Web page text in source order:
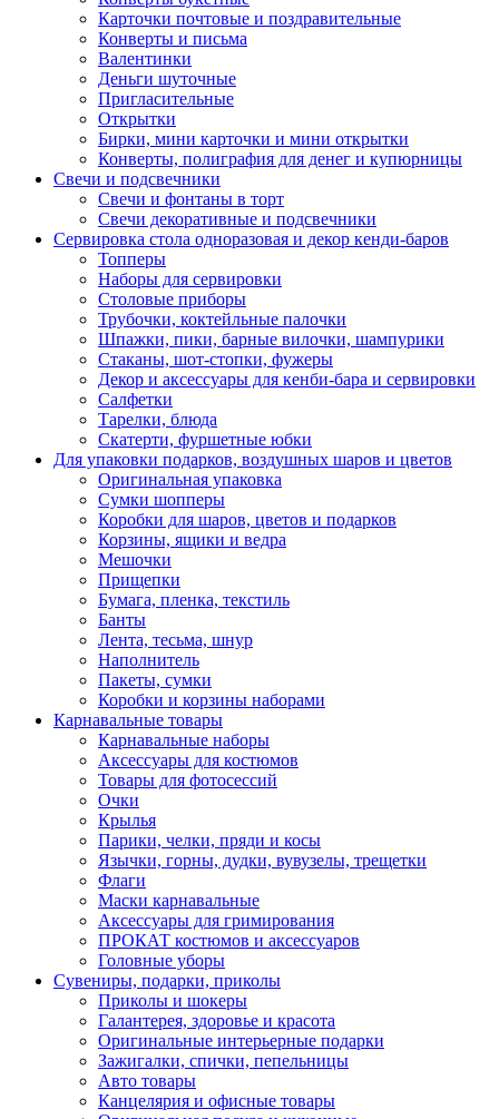
Карточки почтовые и поздравительные
Конверты и письма
Валентинки
Деньги шуточные
Пригласительные
Открытки
Бирки, мини карточки и мини открытки
Конверты, полиграфия для денег и купюрницы
Свечи и подсвечники
Свечи и фонтаны в торт
Свечи декоративные и подсвечники
Сервировка стола одноразовая и декор кенди-баров
Топперы
Наборы для сервировки
Столовые приборы
Трубочки, коктейльные палочки
Шпажки, пики, барные вилочки, шампурики
Стаканы, шот-стопки, фужеры
Декор и аксессуары для кенби-бара и сервировки
Салфетки
Тарелки, блюда
Скатерти, фуршетные юбки
Для упаковки подарков, воздушных шаров и цветов
Оригинальная упаковка
Сумки шопперы
Коробки для шаров, цветов и подарков
Корзины, ящики и ведра
Мешочки
Прищепки
Бумага, пленка, текстиль
Банты
Лента, тесьма, шнур
Наполнитель
Пакеты, сумки
Коробки и корзины наборами
Карнавальные товары
Карнавальные наборы
Аксессуары для костюмов
Товары для фотосессий
Очки
Крылья
Парики, челки, пряди и косы
Язычки, горны, дудки, вувузелы, трещетки
Флаги
Маски карнавальные
Аксессуары для гримирования
ПРОКАТ костюмов и аксессуаров
Головные уборы
Сувениры, подарки, приколы
Приколы и шокеры
Галантерея, здоровье и красота
Оригинальные интерьерные подарки
Зажигалки, спички, пепельницы
Авто товары
Канцелярия и офисные товары